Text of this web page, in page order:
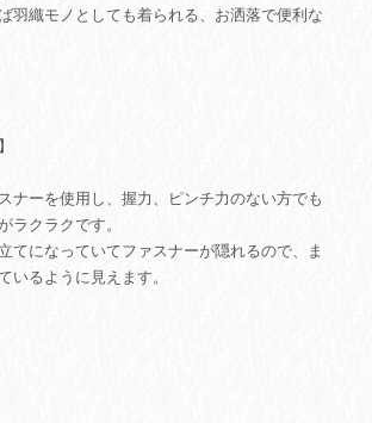
羽織モノとしても着られる、お洒落で便利な
ナーを使用し、握力、ピンチ力のない方でも
ラクラクです。
てになっていてファスナーが隠れるので、ま
いるように見えます。